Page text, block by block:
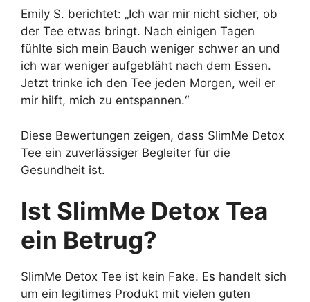
Emily S. berichtet: „Ich war mir nicht sicher, ob
der Tee etwas bringt. Nach einigen Tagen
fühlte sich mein Bauch weniger schwer an und
ich war weniger aufgebläht nach dem Essen.
Jetzt trinke ich den Tee jeden Morgen, weil er
mir hilft, mich zu entspannen.“
Diese Bewertungen zeigen, dass SlimMe Detox
Tee ein zuverlässiger Begleiter für die
Gesundheit ist.
Ist SlimMe Detox Tea
ein Betrug?
SlimMe Detox Tee ist kein Fake. Es handelt sich
um ein legitimes Produkt mit vielen guten